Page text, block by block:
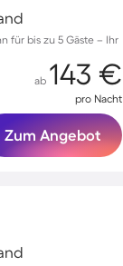
für bis zu 5 Gäste – Ihr
ab 143 €
pro Nacht
Zum Angebot